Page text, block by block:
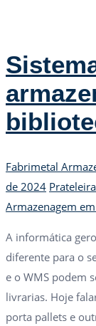
Author
Fabrimetal
de 2024 Tags
Armazenagem
A informática
diferente para o
e o WMS podem
livrarias. Hoje
porta pallets e